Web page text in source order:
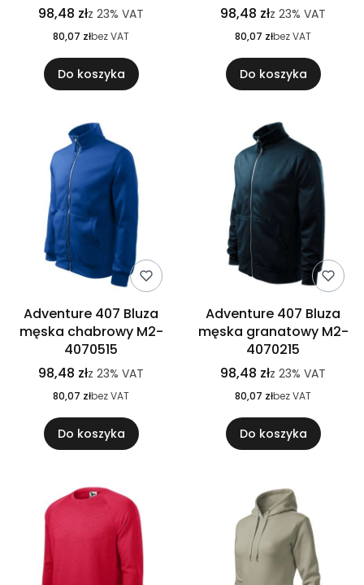
98,48 złz 23% VAT
80,07 złbez VAT
Do koszyka
98,48 złz 23% VAT
80,07 złbez VAT
Do koszyka
Adventure 407 Bluza
męska chabrowy M2-
4070515
98,48 złz 23% VAT
80,07 złbez VAT
Do koszyka
Adventure 407 Bluza
męska granatowy M2-
4070215
98,48 złz 23% VAT
80,07 złbez VAT
Do koszyka